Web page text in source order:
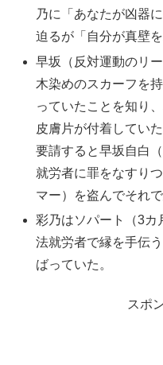
乃に「あなたが凶器
迫るが「自分が真壁
早坂（反対運動のリ
木染めのスカーフを
っていたことを知り
皮膚片が付着してい
要請すると早坂自白
就労者に罪をなすり
マー）を盗んでそれ
彩乃はソパート（3カ
法就労者で縁を手伝
ばっていた。
スポ